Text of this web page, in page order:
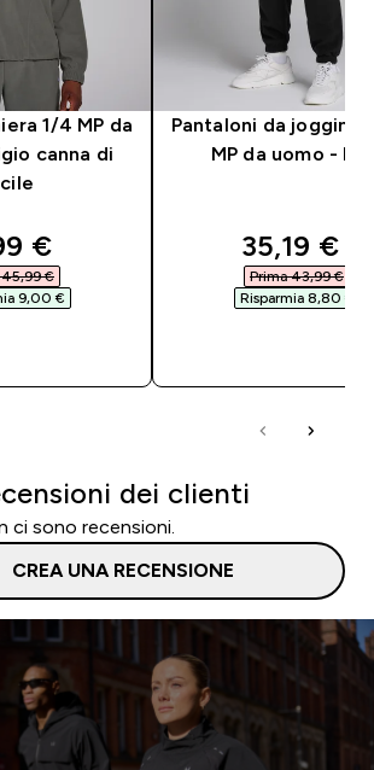
1/4 MP da
canna di
price
€‎
45,99 €‎
9,00 €‎
Pantaloni da jogging
MP da uomo -
35,19 €‎
Prima 43,99 €‎
Risparmia 8,80 €‎
dei clienti
ci sono recensioni.
CREA UNA RECENSIONE